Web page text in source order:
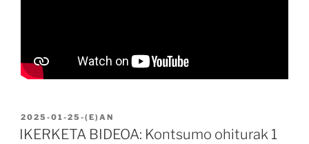
2025-01-25 -(E)AN
IKERKETA BIDEOA: Kontsumo ohiturak 1